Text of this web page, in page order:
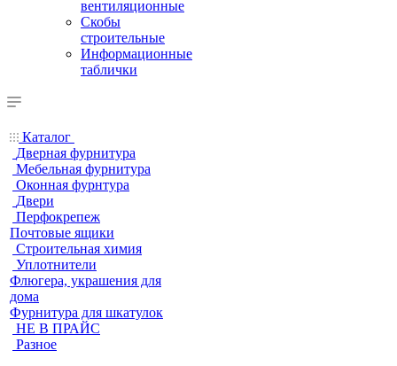
вентиляционные
Скобы
строительные
Информационные
таблички
Каталог
Дверная фурнитура
Мебельная фурнитура
Оконная фурнтура
Двери
Перфокрепеж
Почтовые ящики
Строительная химия
Уплотнители
Флюгера, украшения для
дома
Фурнитура для шкатулок
НЕ В ПРАЙС
Разное